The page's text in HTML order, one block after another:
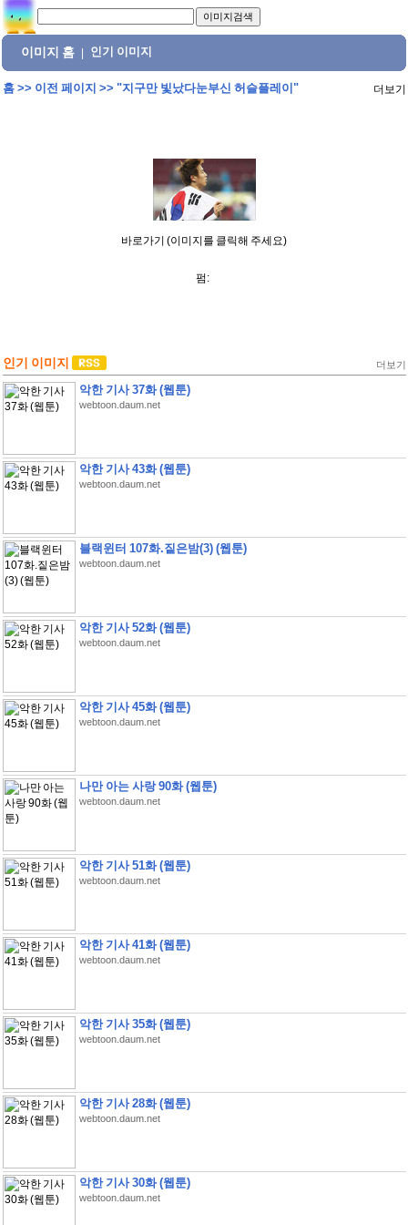
이미지 홈 인기 이미지
홈>> 이전 페이지 >> "지구만 빛났다눈부신 허슬플레이" 더보기
바로가기 (이미지를 클릭해 주세요)
펌:
인기 이미지 더보기
악한 기사 37화 (웹툰)
webtoon.daum.net
악한 기사 43화 (웹툰)
webtoon.daum.net
블랙윈터 107화.짙은밤(3) (웹툰)
webtoon.daum.net
악한 기사 52화 (웹툰)
webtoon.daum.net
악한 기사 45화 (웹툰)
webtoon.daum.net
나만 아는 사랑 90화 (웹툰)
webtoon.daum.net
악한 기사 51화 (웹툰)
webtoon.daum.net
악한 기사 41화 (웹툰)
webtoon.daum.net
악한 기사 35화 (웹툰)
webtoon.daum.net
악한 기사 28화 (웹툰)
webtoon.daum.net
악한 기사 30화 (웹툰)
webtoon.daum.net